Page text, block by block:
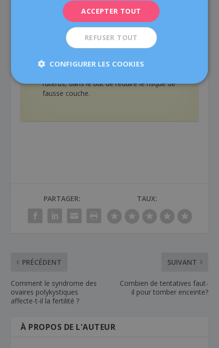
. Il est recommandé en cas de recours
à un traitement de PMA. Cette technique
permet d’étudier les embryons afin de
détecter d’éventuelles anomalies ou
altérations chromosomiques. Son
embryons qui ne présentent pas
l’utérus, dans le but de réduire le risque de
fausse couche.
PARTAGER: TAUX:
PRÉCÉDENT
Comment le syndrome des
ovaires polykystiques
affecte-t-il la fertilité ?
SUIVANT
Combien de tentatives faut-
il pour tomber enceinte?
À PROPOS DE L'AUTEUR
ACCEPTER TOUT
REFUSER TOUT
CONFIGURER LES COOKIES